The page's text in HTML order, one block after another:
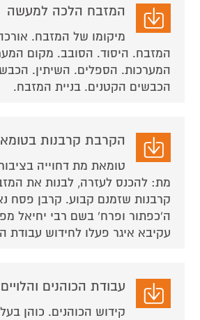
המזבח הלכה למעשה
מיקומו של המזבח.
המזבח. היסוד. הסובב. מקום
המערכות. הספלים. השיתין.
הכבשים הקטנים. בניית המזבח.
הקרבת קרבנות
טומאת מת דחוייה
מת: להכנס לעזרה, לבנות את
קרבנות שזמנם קבוע. קרבן פסח
ה'כפתור ופרח' בשם רבי יחיאל
עקיבא איגר פעלו לחידוש עבודת
עבודת הכוהנים
קידוש הכוהנים. כוהן